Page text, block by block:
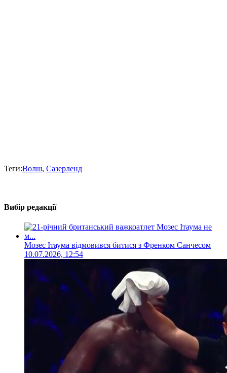
Теги:Волш, Сазерленд
Вибір редакції
Мозес Ітаума відмовився битися з Френком Санчесом
10.07.2026, 12:54